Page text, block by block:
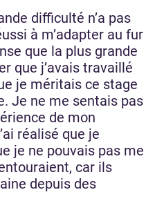
difficulté n’a pas
à m’adapter au fur
que la plus grande
que j’avais travaillé
je méritais ce stage
Je ne me sentais pas
de mon
réalisé que je
je ne pouvais pas me
car ils
depuis des